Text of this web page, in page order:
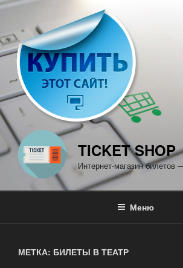
Перейти
содержимому
TICKET SHOP
Интернет-магазин билетов
Меню
МЕТКА: БИЛЕТЫ В ТЕАТР